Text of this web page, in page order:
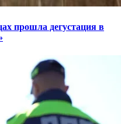
прошла дегустация в